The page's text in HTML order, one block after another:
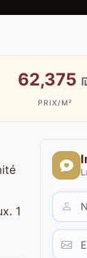
62,375
PRIX/M²
1